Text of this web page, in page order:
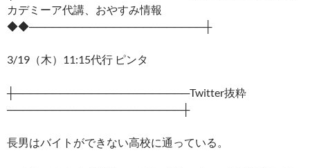
カデミーア代講、おやすみ情報
◆◆───────────────────────┼
3/19（木）11:15代行 ピンタ
┼───────────────────────Twitter抜粋
───────────────────────┼
長男はバイトができない高校に通っている。